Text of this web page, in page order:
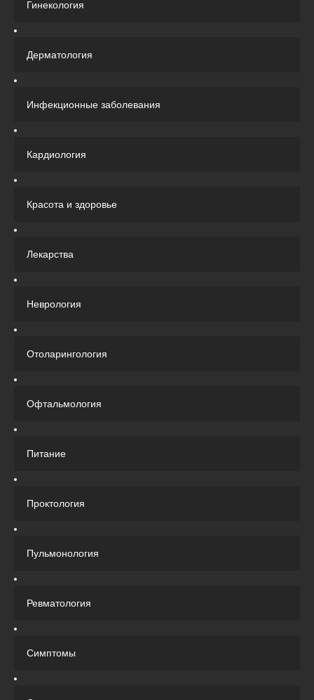
Гинекология
Дерматология
Инфекционные заболевания
Кардиология
Красота и здоровье
Лекарства
Неврология
Отоларингология
Офтальмология
Питание
Проктология
Пульмонология
Ревматология
Симптомы